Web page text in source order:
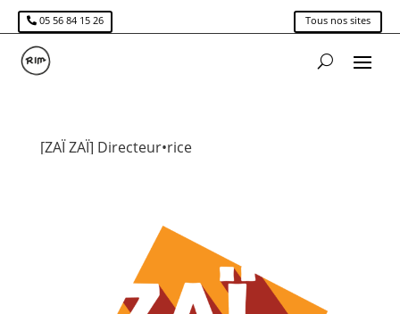
05 56 84 15 26 Tous nos sites
[ZAÏ ZAÏ] Directeur•rice